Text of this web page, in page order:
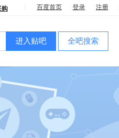
百度首页 登录 注册
进入贴吧 全吧搜索